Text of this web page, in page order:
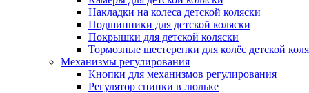
Накладки на колеса детской коляски
Подшипники для детской коляски
Покрышки для детской коляски
Тормозные шестеренки для колёс детской
Механизмы регулирования
Кнопки для механизмов регулирования
Регулятор спинки в люльке